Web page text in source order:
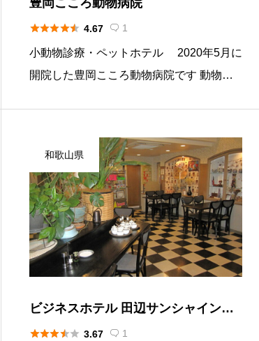
 4.67  1
小動物診療・ペットホテル 2020年5月に
開院した豊岡こころ動物病院です 動物さ
院にしたい 『豊岡こころ動物病院』と
いう病院名にはそんな思いを […]
和歌山県
ビジネスホテル 田辺サンシャイン／
 3.67  1